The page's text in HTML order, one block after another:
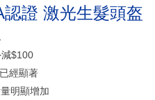
證 激光生髮頭盔
$100
經顯著
明顯增加